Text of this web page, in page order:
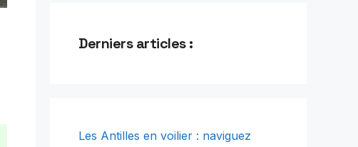
Derniers articles :
Les Antilles en voilier : naviguez